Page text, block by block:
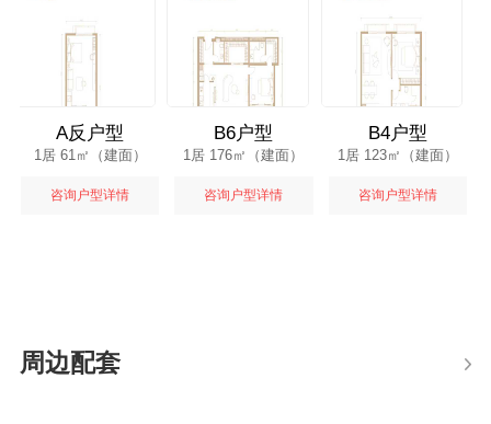
A反户型
1居 61㎡（建面）
咨询户型详情
B6户型
1居 176㎡（建面）
咨询户型详情
B4户型
1居 123㎡（建面）
咨询户型详情
周边配套